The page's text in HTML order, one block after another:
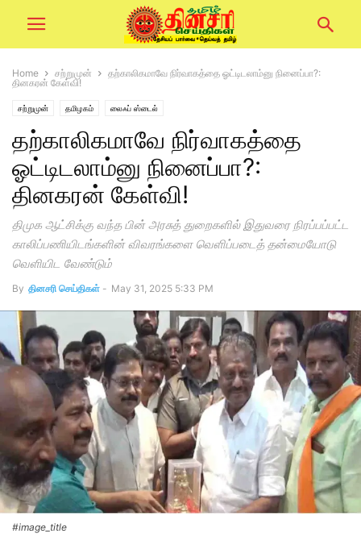
Home சற்றுமுன்
தற்காலிகமாவே நிர்வாகத்தை ஓட்டிடலாம்னு நினைப்பா?:
தினகரன் கேள்வி!
சற்றுமுன் தமிழகம் லைஃப் ஸ்டைல்
தற்காலிகமாவே நிர்வாகத்தை
ஓட்டிடலாம்னு நினைப்பா?:
தினகரன் கேள்வி!
திமுக ஆட்சிக்கு வந்த பின் அரசுத் துறைகளில் இதுவரை நிரப்பப்பட்ட
காலிப்பணியிடங்களின் விவரங்களை வெளிப்படைத் தன்மையோடு
வெளியிட வேண்டும்
By தினசரி செய்திகள் - May 31, 2025 5:33 PM
#image_title